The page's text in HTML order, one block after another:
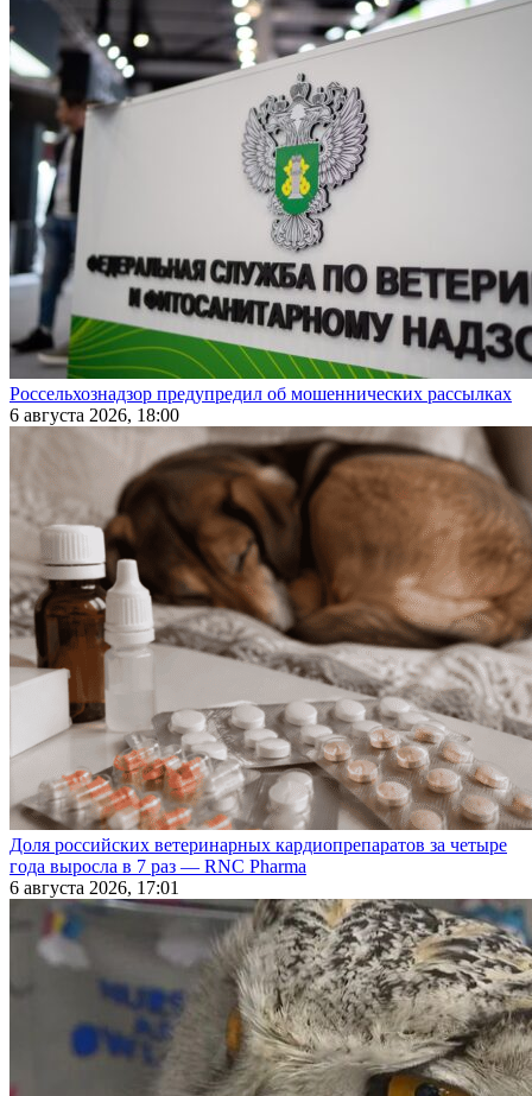
Россельхознадзор предупредил об мошеннических рассылках
6 августа 2026, 18:00
Доля российских ветеринарных кардиопрепаратов за четыре
года выросла в 7 раз — RNC Pharma
6 августа 2026, 17:01